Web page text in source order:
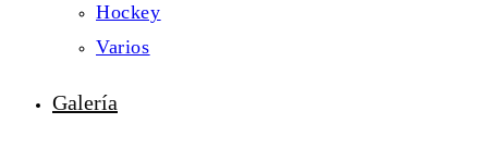
Hockey
Varios
Galería